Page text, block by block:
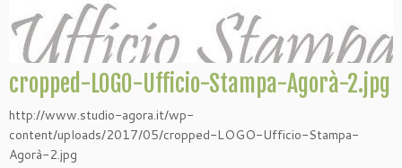
cropped-LOGO-Ufficio-Stampa-Agorà-2.jpg
http://www.studio-agora.it/wp-
content/uploads/2017/05/cropped-LOGO-Ufficio-Stampa-
Agorà-2.jpg